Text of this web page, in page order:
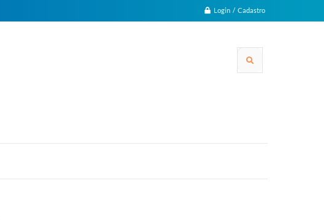
Login / Cadastro